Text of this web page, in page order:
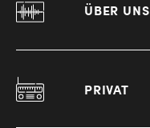
ÜBER UNS
PRIVAT